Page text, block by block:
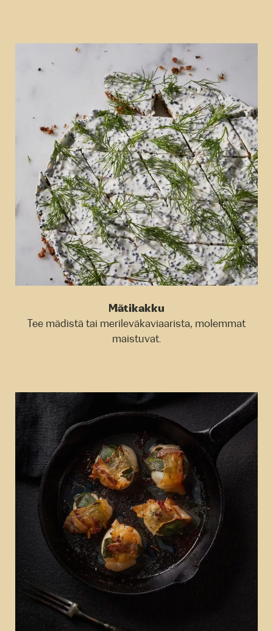
Mätikakku
Tee mädistä tai merileväkaviaarista, molemmat
maistuvat.